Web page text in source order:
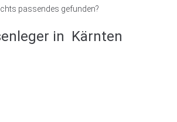
passendes gefunden?
in Kärnten